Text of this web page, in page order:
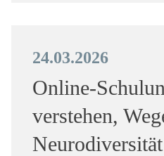
24.03.2026
Online-
verstehen,